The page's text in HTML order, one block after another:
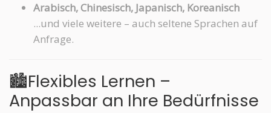
Arabisch, Chinesisch, Japanisch, Koreanisch
...und viele weitere – auch seltene Sprachen auf
Anfrage.
🏙️Flexibles Lernen –
Anpassbar an Ihre Bedürfnisse